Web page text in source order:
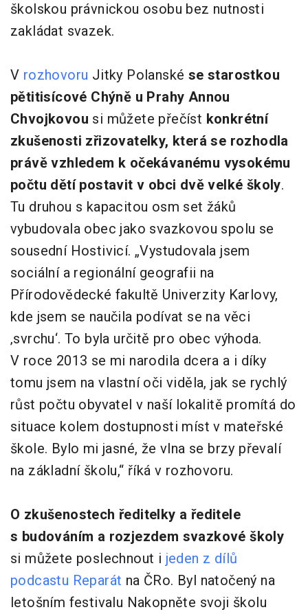
školskou právnickou osobu bez nutnosti
zakládat svazek.
V rozhovoru Jitky Polanské se starostkou
pětitisícové Chýně u Prahy Annou
Chvojkovou si můžete přečíst konkrétní
zkušenosti zřizovatelky, která se rozhodla
právě vzhledem k očekávanému vysokému
počtu dětí postavit v obci dvě velké školy.
Tu druhou s kapacitou osm set žáků
vybudovala obec jako svazkovou spolu se
sousední Hostivicí. „Vystudovala jsem
sociální a regionální geografii na
Přírodovědecké fakultě Univerzity Karlovy,
kde jsem se naučila podívat se na věci
‚svrchu‘. To byla určitě pro obec výhoda.
V roce 2013 se mi narodila dcera a i díky
tomu jsem na vlastní oči viděla, jak se rychlý
růst počtu obyvatel v naší lokalitě promítá do
situace kolem dostupnosti míst v mateřské
škole. Bylo mi jasné, že vlna se brzy převalí
na základní školu,“ říká v rozhovoru.
O zkušenostech ředitelky a ředitele
s budováním a rozjezdem svazkové školy
si můžete poslechnout i jeden z dílů
podcastu Reparát na ČRo. Byl natočený na
letošním festivalu Nakopněte svoji školu